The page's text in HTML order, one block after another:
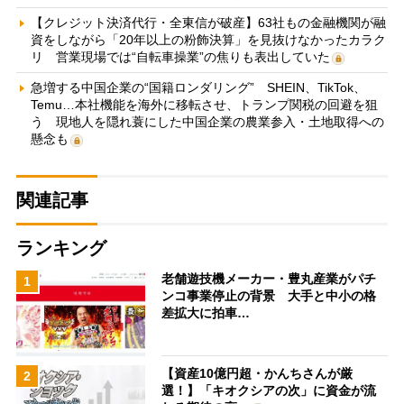
【クレジット決済代行・全東信が破産】63社もの金融機関が融
資をしながら「20年以上の粉飾決算」を見抜けなかったカラク
リ 営業現場では“自転車操業”の焦りも表出していた
急増する中国企業の“国籍ロンダリング” SHEIN、TikTok、
Temu…本社機能を海外に移転させ、トランプ関税の回避を狙
う 現地人を隠れ蓑にした中国企業の農業参入・土地取得への
懸念も
関連記事
ランキング
1
老舗遊技機メーカー・豊丸産業がパチ
ンコ事業停止の背景 大手と中小の格
差拡大に拍車…
2
【資産10億円超・かんちさんが厳
選！】「キオクシアの次」に資金が流